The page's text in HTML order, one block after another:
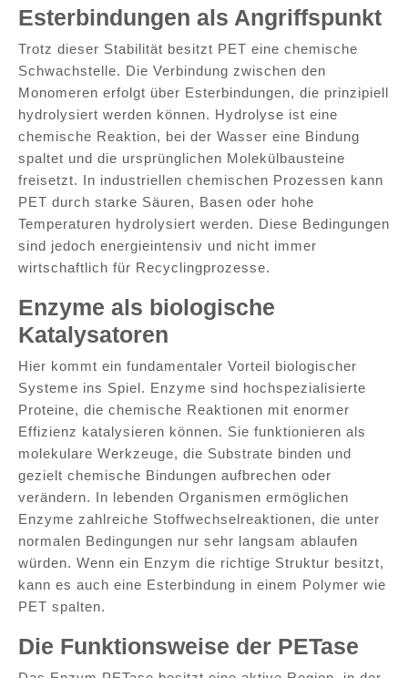
Esterbindungen als Angriffspunkt
Trotz dieser Stabilität besitzt PET eine chemische
Schwachstelle. Die Verbindung zwischen den
Monomeren erfolgt über Esterbindungen, die prinzipiell
hydrolysiert werden können. Hydrolyse ist eine
chemische Reaktion, bei der Wasser eine Bindung
spaltet und die ursprünglichen Molekülbausteine
freisetzt. In industriellen chemischen Prozessen kann
PET durch starke Säuren, Basen oder hohe
Temperaturen hydrolysiert werden. Diese Bedingungen
sind jedoch energieintensiv und nicht immer
wirtschaftlich für Recyclingprozesse.
Enzyme als biologische
Katalysatoren
Hier kommt ein fundamentaler Vorteil biologischer
Systeme ins Spiel. Enzyme sind hochspezialisierte
Proteine, die chemische Reaktionen mit enormer
Effizienz katalysieren können. Sie funktionieren als
molekulare Werkzeuge, die Substrate binden und
gezielt chemische Bindungen aufbrechen oder
verändern. In lebenden Organismen ermöglichen
Enzyme zahlreiche Stoffwechselreaktionen, die unter
normalen Bedingungen nur sehr langsam ablaufen
würden. Wenn ein Enzym die richtige Struktur besitzt,
kann es auch eine Esterbindung in einem Polymer wie
PET spalten.
Die Funktionsweise der PETase